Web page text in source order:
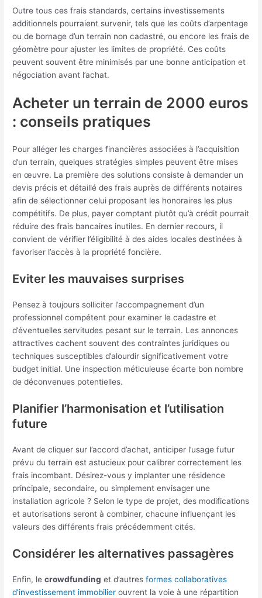
Outre tous ces frais standards, certains investissements
additionnels pourraient survenir, tels que les coûts d’arpentage
ou de bornage d’un terrain non cadastré, ou encore les frais de
géomètre pour ajuster les limites de propriété. Ces coûts
peuvent souvent être minimisés par une bonne anticipation et
négociation avant l’achat.
Acheter un terrain de 2000 euros
: conseils pratiques
Pour alléger les charges financières associées à l’acquisition
d’un terrain, quelques stratégies simples peuvent être mises
en œuvre. La première des solutions consiste à demander un
devis précis et détaillé des frais auprès de différents notaires
afin de sélectionner celui proposant les honoraires les plus
compétitifs. De plus, payer comptant plutôt qu’à crédit pourrait
réduire des frais bancaires inutiles. En dernier recours, il
convient de vérifier l’éligibilité à des aides locales destinées à
favoriser l’accès à la propriété foncière.
Eviter les mauvaises surprises
Pensez à toujours solliciter l’accompagnement d’un
professionnel compétent pour examiner le cadastre et
d’éventuelles servitudes pesant sur le terrain. Les annonces
attractives cachent souvent des contraintes juridiques ou
techniques susceptibles d’alourdir significativement votre
budget initial. Une inspection méticuleuse écarte bon nombre
de déconvenues potentielles.
Planifier l’harmonisation et l’utilisation
future
Avant de cliquer sur l’accord d’achat, anticiper l’usage futur
prévu du terrain est astucieux pour calibrer correctement les
frais incombant. Désirez-vous y implanter une résidence
principale, secondaire, ou simplement envisager une
installation agricole ? Selon le type de projet, des modifications
et autorisations seront à combiner, chacune influençant les
valeurs des différents frais précédemment cités.
Considérer les alternatives passagères
Enfin, lecrowdfunding et d’autresformes collaboratives
d’investissement immobilier ouvrent la voie à une répartition